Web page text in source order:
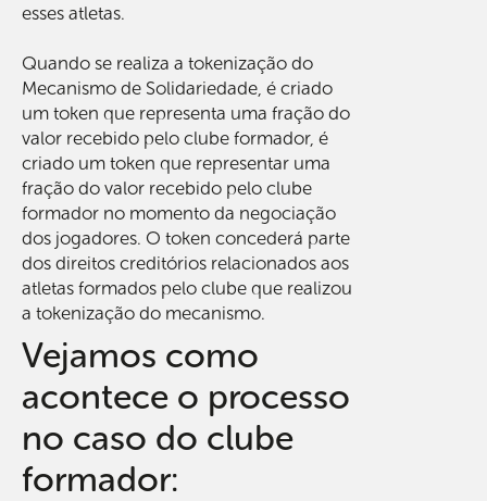
esses atletas.
Quando se realiza a tokenização do
Mecanismo de Solidariedade, é criado
um token que representa uma fração do
valor recebido pelo clube formador, é
criado um token que representar uma
fração do valor recebido pelo clube
formador no momento da negociação
dos jogadores. O token concederá parte
dos direitos creditórios relacionados aos
atletas formados pelo clube que realizou
a tokenização do mecanismo.
Vejamos como
acontece o processo
no caso do clube
formador: